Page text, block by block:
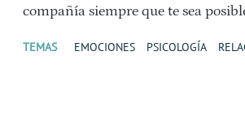
compañía siempre que te sea
TEMAS EMOCIONES PSICOLOGÍA